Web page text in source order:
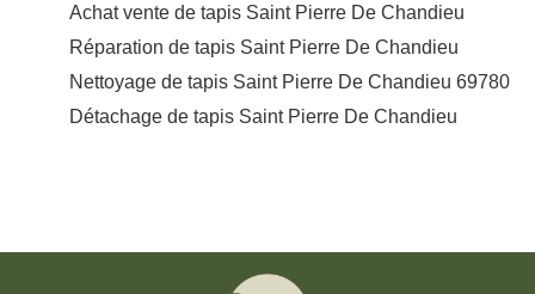
Achat vente de tapis Saint Pierre De Chandieu
Réparation de tapis Saint Pierre De Chandieu
Nettoyage de tapis Saint Pierre De Chandieu 69780
Détachage de tapis Saint Pierre De Chandieu